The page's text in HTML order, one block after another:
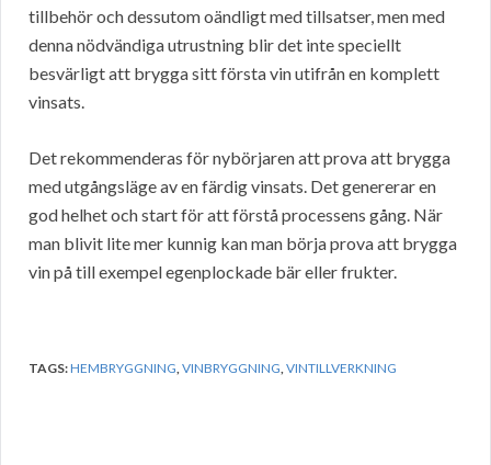
tillbehör och dessutom oändligt med tillsatser, men med
denna nödvändiga utrustning blir det inte speciellt
besvärligt att brygga sitt första vin utifrån en komplett
vinsats.
Det rekommenderas för nybörjaren att prova att brygga
med utgångsläge av en färdig vinsats. Det genererar en
god helhet och start för att förstå processens gång. När
man blivit lite mer kunnig kan man börja prova att brygga
vin på till exempel egenplockade bär eller frukter.
TAGS:HEMBRYGGNING,VINBRYGGNING,VINTILLVERKNING